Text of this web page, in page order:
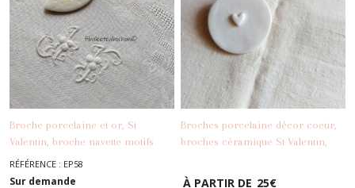
Broche porcelaine et or, St
Valentin, broche navette motifs
coeurs, broche minimaliste
RÉFÉRENCE : EP58
Sur demande
Broches porcelaine décor coeur,
broches céramique St Valentin,
Epingles
À PARTIR DE 25€